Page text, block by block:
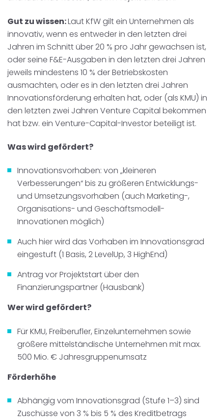
Gut zu wissen:Laut KfW gilt ein Unternehmen als
innovativ, wenn es entweder in den letzten drei
Jahren im Schnitt über 20 % pro Jahr gewachsen ist,
oder seine F&E-Ausgaben in den letzten drei Jahren
jeweils mindestens 10 % der Betriebskosten
ausmachten, oder es in den letzten drei Jahren
Innovationsförderung erhalten hat, oder (als KMU) in
den letzten zwei Jahren Venture Capital bekommen
hat bzw. ein Venture-Capital-Investor beteiligt ist.
Was wird gefördert?
Innovationsvorhaben:von „kleineren
Verbesserungen“ bis zu größeren Entwicklungs-
und Umsetzungsvorhaben (auch Marketing-,
Organisations- und Geschäftsmodell-
Innovationen möglich)
Auch hier wird das Vorhaben im Innovationsgrad
eingestuft (1 Basis, 2 LevelUp, 3 HighEnd)
Antrag vor Projektstart über den
Finanzierungspartner (Hausbank)
Wer wird gefördert?
Für KMU, Freiberufler, Einzelunternehmen sowie
größere mittelständische Unternehmen mit max.
500 Mio. € Jahresgruppenumsatz
Förderhöhe
Abhängig vom Innovationsgrad (Stufe 1–3) sind
Zuschüsse von 3 % bis 5 % des Kreditbetrags